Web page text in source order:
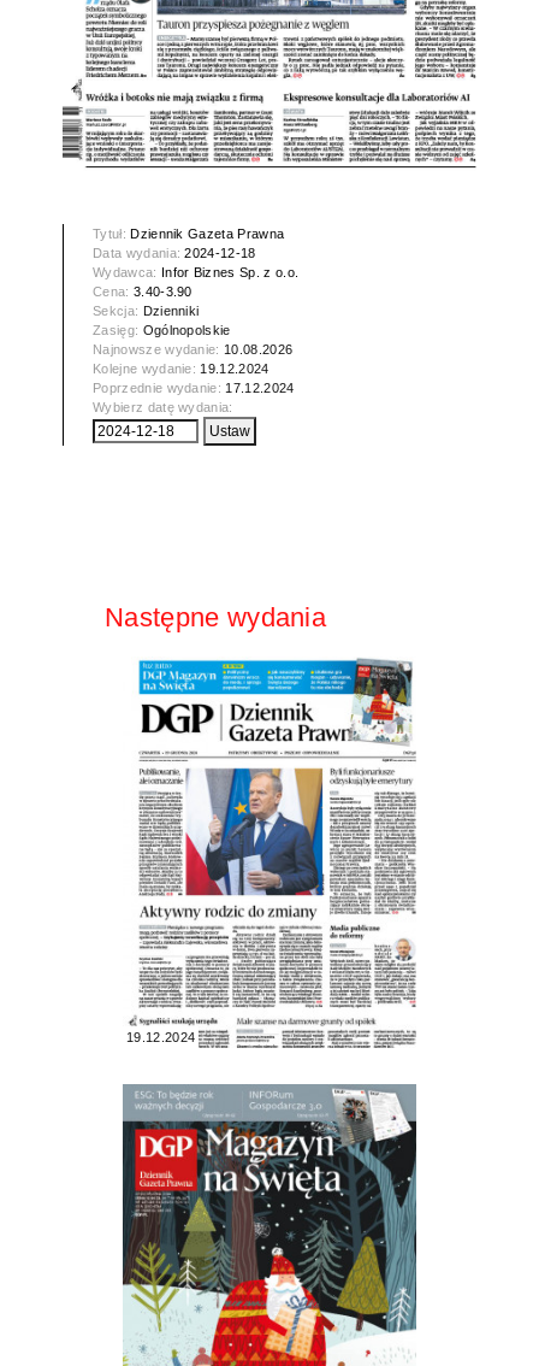
Tytuł:Dziennik Gazeta Prawna
Data wydania:2024-12-18
Wydawca: Infor Biznes Sp. z o.o.
Cena: 3.40-3.90
Sekcja: Dzienniki
Zasięg: Ogólnopolskie
Najnowsze wydanie: 10.08.2026
Kolejne wydanie: 19.12.2024
Poprzednie wydanie: 17.12.2024
Wybierz datę wydania:
Następne wydania
19.12.2024